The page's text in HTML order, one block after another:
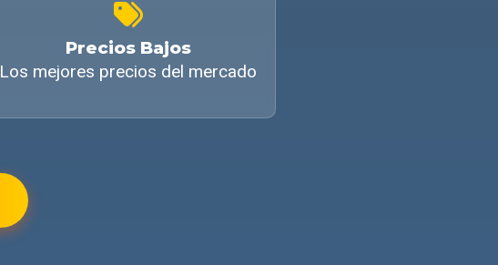
Precios Bajos
Los mejores precios del mercado